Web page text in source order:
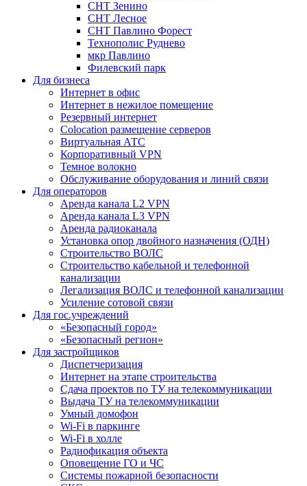
СНТ Зенино
СНТ Лесное
СНТ Павлино Форест
Технополис Руднево
мкр Павлино
Филевский парк
Для бизнеса
Интернет в офис
Интернет в нежилое помещение
Резервный интернет
Colocation размещение серверов
Виртуальная АТС
Корпоративный VPN
Темное волокно
Обслуживание оборудования и линий связи
Для операторов
Аренда канала L2 VPN
Аренда канала L3 VPN
Аренда радиоканала
Установка опор двойного назначения (ОДН)
Строительство ВОЛС
Строительство кабельной и телефонной
канализации
Легализация ВОЛС и телефонной канализации
Усиление сотовой связи
Для гос.учреждений
«Безопасный город»
«Безопасный регион»
Для застройщиков
Диспетчеризация
Интернет на этапе строительства
Сдача проектов по ТУ на телекоммуникации
Выдача ТУ на телекоммуникации
Умный домофон
Wi-Fi в паркинге
Wi-Fi в холле
Радиофикация объекта
Оповещение ГО и ЧС
Системы пожарной безопасности